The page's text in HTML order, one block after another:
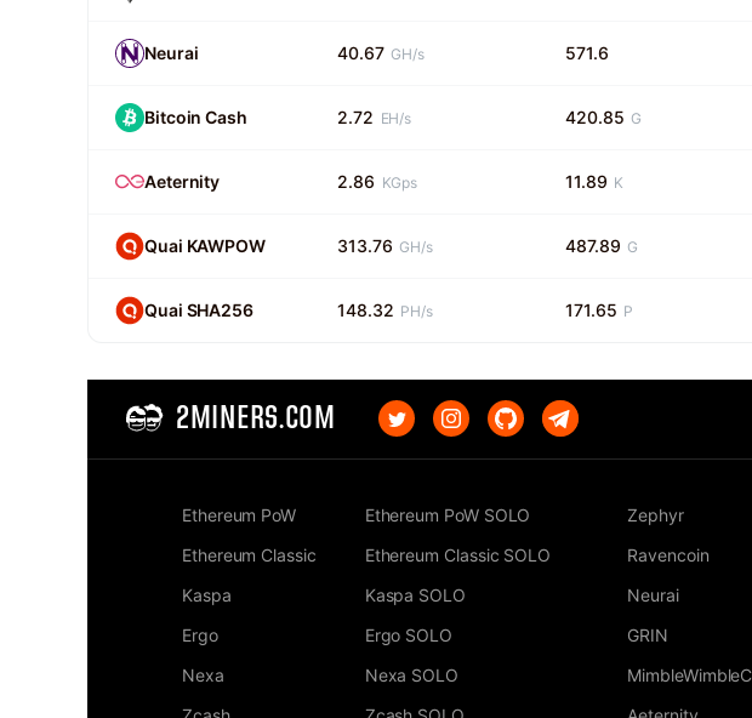
Neurai 40.67 GH/s 571.6
Bitcoin Cash 2.72 EH/s 420.85 G
Aeternity 2.86 KGps 11.89 K
Quai KAWPOW 313.76 GH/s 487.89 G
Quai SHA256 148.32 PH/s 171.65 P
2MINERS.COM
Ethereum PoW
Ethereum Classic
Kaspa
Ergo
Nexa
Ethereum PoW SOLO
Ethereum Classic SOLO
Kaspa SOLO
Ergo SOLO
Nexa SOLO
Zephyr
Ravencoin
Neurai
GRIN